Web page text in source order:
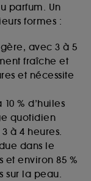
parfum. Un
formes :
avec 3 à 5
fraîche et
et nécessite
% d’huiles
quotidien
à 4 heures.
dans le
et environ 85 %
sur la peau.